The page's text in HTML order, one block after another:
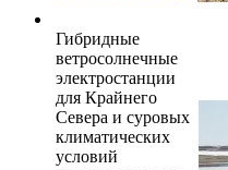
Гибридные
ветросолнечные
электростанции
для Крайнего
Севера и суровых
климатических
условий